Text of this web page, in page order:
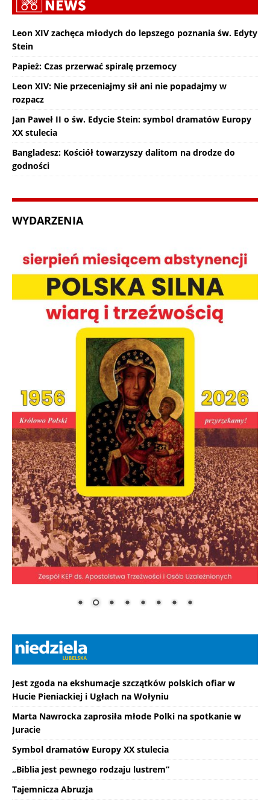
Leon XIV zachęca młodych do lepszego poznania św. Edyty
Stein
Papież: Czas przerwać spiralę przemocy
Leon XIV: Nie przeceniajmy sił ani nie popadajmy w
rozpacz
Jan Paweł II o św. Edycie Stein: symbol dramatów Europy
XX stulecia
Bangladesz: Kościół towarzyszy dalitom na drodze do
godności
WYDARZENIA
Jest zgoda na ekshumacje szczątków polskich ofiar w
Hucie Pieniackiej i Ugłach na Wołyniu
Marta Nawrocka zaprosiła młode Polki na spotkanie w
Juracie
Symbol dramatów Europy XX stulecia
„Biblia jest pewnego rodzaju lustrem”
Tajemnicza Abruzja